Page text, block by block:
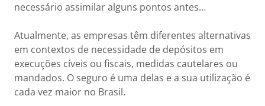
necessário assimilar alguns pontos antes…
Atualmente, as empresas têm diferentes alternativas
em contextos de necessidade de depósitos em
execuções cíveis ou fiscais, medidas cautelares ou
mandados. O seguro é uma delas e a sua utilização é
cada vez maior no Brasil.